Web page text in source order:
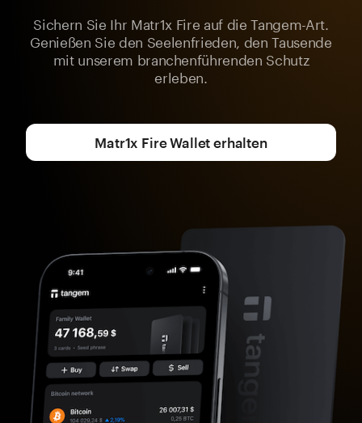
Sichern Sie Ihr Matr1x Fire auf die Tangem-Art.
Genießen Sie den Seelenfrieden, den Tausende
mit unserem branchenführenden Schutz
erleben.
Matr1x Fire Wallet erhalten